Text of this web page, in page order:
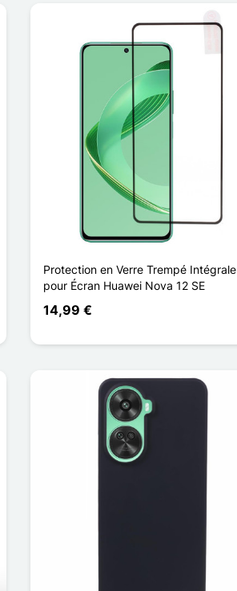
Protection en Verre Trempé Intégrale
pour Écran Huawei Nova 12 SE
14,99 €